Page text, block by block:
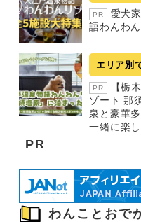
PR
愛犬
語わんわ
エリア別
PR
【栃
ゾート 那
泉と豪華
一緒に楽
PR
わんことおで